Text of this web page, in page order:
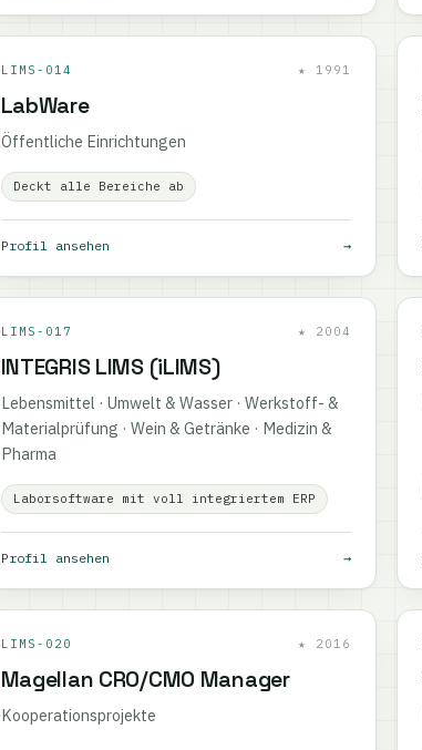
LIMS-014 ★ 1991
LabWare
Öffentliche Einrichtungen
Deckt alle Bereiche ab
Profil ansehen →
LIMS-017 ★ 2004
INTEGRIS LIMS (iLIMS)
Lebensmittel · Umwelt & Wasser · Werkstoff- &
Materialprüfung · Wein & Getränke · Medizin &
Pharma
Laborsoftware mit voll integriertem ERP
Profil ansehen →
LIMS-020 ★ 2016
Magellan CRO/CMO Manager
Kooperationsprojekte